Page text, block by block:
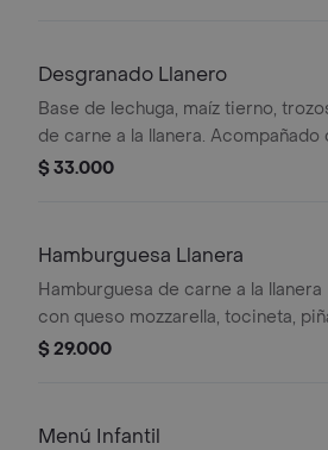
Desgranado Llanero
Base de lechuga, maíz tierno,
de carne a la llanera. Acompañado
ripio de papa, queso y salsa
$ 33.000
Hamburguesa Llanera
Hamburguesa de carne a la llanera
con queso mozzarella, tocineta,
asada, lechuga, tomate, cebolla.
$ 29.000
Menú Infantil